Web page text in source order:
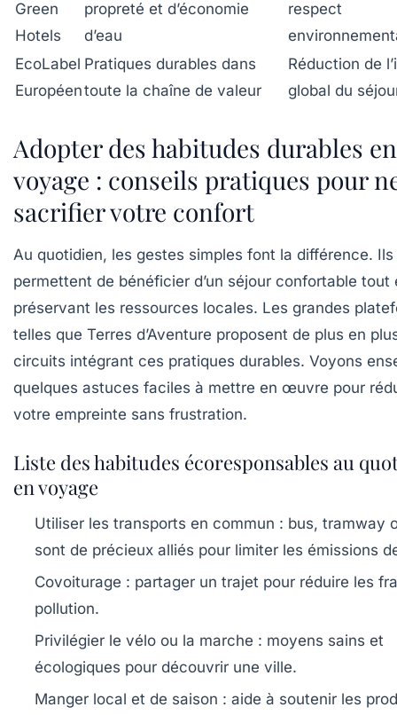
Green
Hotels
propreté et d’économie
d’eau
respect
EcoLabel
Européen
Pratiques durables dans
toute la chaîne de valeur
Réduction de
global du
Adopter des habitudes durables en
voyage : conseils pratiques pour
sacrifier votre confort
Au quotidien, les gestes simples font la différence. Ils
permettent de bénéficier d’un séjour confortable tout
préservant les ressources locales. Les grandes
telles que Terres d’Aventure proposent de plus en
circuits intégrant ces pratiques durables. Voyons
quelques astuces faciles à mettre en œuvre pour
votre empreinte sans frustration.
Liste des habitudes écoresponsables au
en voyage
Utiliser les transports en commun : bus, tramway
sont de précieux alliés pour limiter les émissions
Covoiturage : partager un trajet pour réduire les
pollution.
Privilégier le vélo ou la marche : moyens sains et
écologiques pour découvrir une ville.
Manger local et de saison : aide à soutenir les